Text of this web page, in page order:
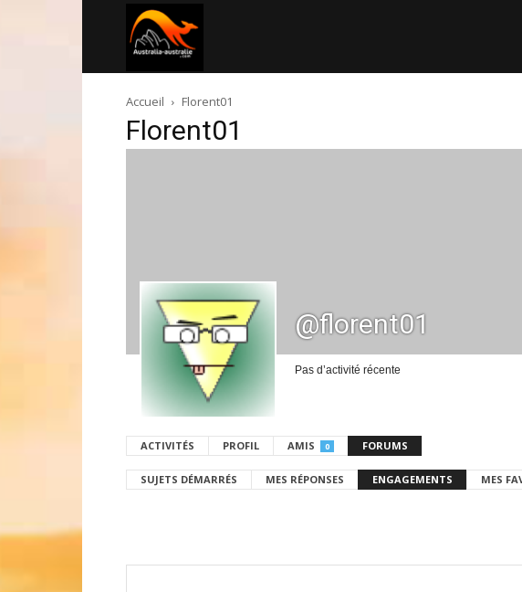
australie.com
Accueil Florent01
Florent01
@florent01
Pas d’activité récente
ACTIVITÉS PROFIL AMIS 0 FORUMS
SUJETS DÉMARRÉS MES RÉPONSES ENGAGEMENTS MES